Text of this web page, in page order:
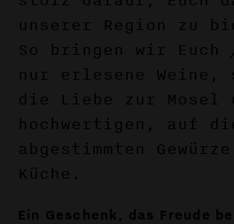
unserer Region zu
So bringen wir
nur erlesene Weine,
die Liebe zur Mosel
hochwertigen, auf
abgestimmten
Küche.
Ein Geschenk, das Freude